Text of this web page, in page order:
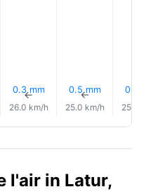
0.3 mm
↑
26.0 km/h
0.5 mm
↑
25.0 km/h
0.5
25.0
l'air in Latur,